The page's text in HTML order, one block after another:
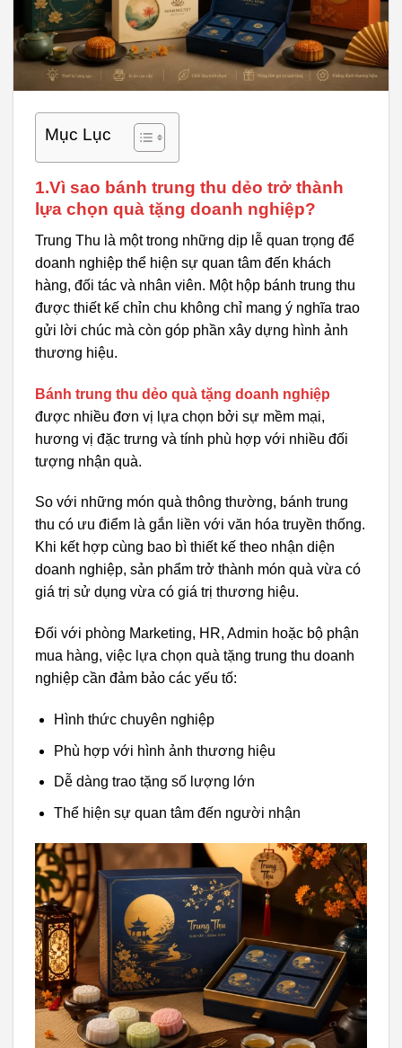
Mục Lục
1.Vì sao bánh trung thu dẻo trở thành
lựa chọn quà tặng doanh nghiệp?
Trung Thu là một trong những dịp lễ quan trọng để
doanh nghiệp thể hiện sự quan tâm đến khách
hàng, đối tác và nhân viên. Một hộp bánh trung thu
được thiết kế chỉn chu không chỉ mang ý nghĩa trao
gửi lời chúc mà còn góp phần xây dựng hình ảnh
thương hiệu.
Bánh trung thu dẻo quà tặng doanh nghiệp
được nhiều đơn vị lựa chọn bởi sự mềm mại,
hương vị đặc trưng và tính phù hợp với nhiều đối
tượng nhận quà.
So với những món quà thông thường, bánh trung
thu có ưu điểm là gắn liền với văn hóa truyền thống.
Khi kết hợp cùng bao bì thiết kế theo nhận diện
doanh nghiệp, sản phẩm trở thành món quà vừa có
giá trị sử dụng vừa có giá trị thương hiệu.
Đối với phòng Marketing, HR, Admin hoặc bộ phận
mua hàng, việc lựa chọn quà tặng trung thu doanh
nghiệp cần đảm bảo các yếu tố:
Hình thức chuyên nghiệp
Phù hợp với hình ảnh thương hiệu
Dễ dàng trao tặng số lượng lớn
Thể hiện sự quan tâm đến người nhận